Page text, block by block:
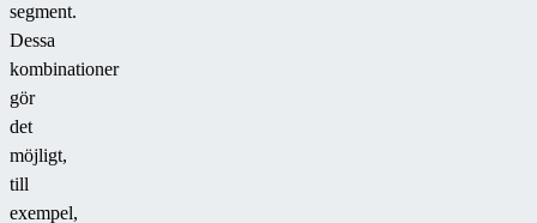
segment.
Dessa
kombinationer
gör
det
möjligt,
till
exempel,